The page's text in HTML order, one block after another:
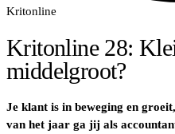
Kritonline
Kritonline 28:
middelgroot?
Je klant is in beweging en
van het jaar ga jij als